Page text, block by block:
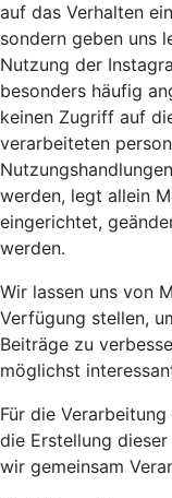
auf das Verhalten
sondern geben uns
Nutzung der
besonders häufig
keinen Zugriff auf
verarbeiteten
werden, legt allein
eingerichtet,
werden.
Wir lassen uns von
Verfügung stellen,
Beiträge zu
möglichst
Für die
die Erstellung
wir gemeinsam